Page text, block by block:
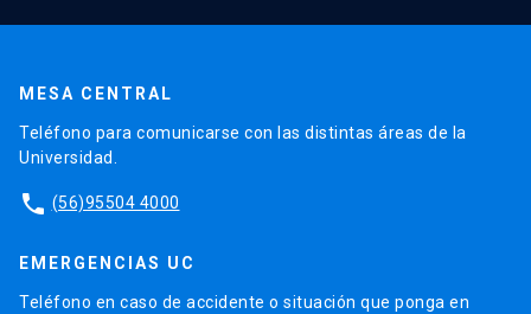
MESA CENTRAL
Teléfono para comunicarse con las distintas áreas de la
Universidad.
phone (56)95504 4000
EMERGENCIAS UC
Teléfono en caso de accidente o situación que ponga en